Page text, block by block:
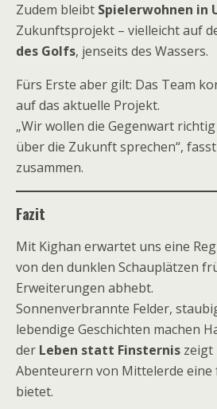
Zudem bleibt Spielerwohnen in
Zukunftsprojekt – vielleicht auf
des Golfs, jenseits des Wassers.
Fürs Erste aber gilt: Das Team
auf das aktuelle Projekt.
„Wir wollen die Gegenwart
über die Zukunft sprechen“,
zusammen.
Fazit
Mit Kighan erwartet uns eine
von den dunklen Schauplätzen
Erweiterungen abhebt.
Sonnenverbrannte Felder,
lebendige Geschichten machen
der Leben statt Finsternis zeigt
Abenteurern von Mittelerde eine
bietet.